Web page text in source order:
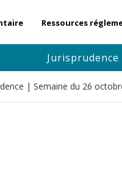
Ressources
| Semaine du 26